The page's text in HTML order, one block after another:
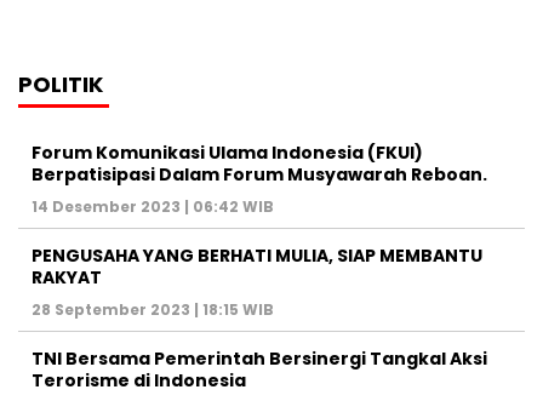
POLITIK
Forum Komunikasi Ulama Indonesia (FKUI)
Berpatisipasi Dalam Forum Musyawarah Reboan.
14 Desember 2023 | 06:42 WIB
PENGUSAHA YANG BERHATI MULIA, SIAP MEMBANTU
RAKYAT
28 September 2023 | 18:15 WIB
TNI Bersama Pemerintah Bersinergi Tangkal Aksi
Terorisme di Indonesia